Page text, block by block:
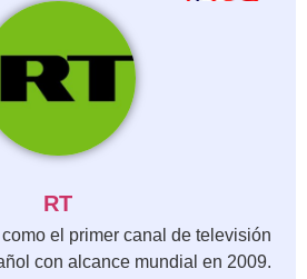
RT
el primer canal de televisión
con alcance mundial en 2009.